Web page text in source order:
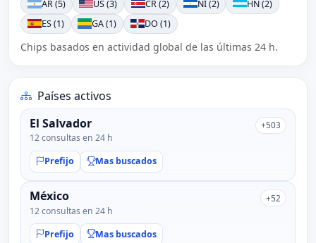
AR (5)
US (3) CR (2) NI (2)
HN (2)
ES (1)
GA (1) DO (1)
Chips basados en actividad global de las últimas 24 h.
Países activos
El Salvador
12 consultas en 24 h
+503
Prefijo Mas buscados
México
12 consultas en 24 h
+52
Prefijo Mas buscados